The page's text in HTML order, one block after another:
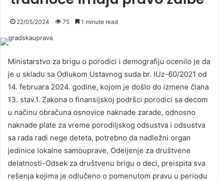
22/05/2024 75 1 minute read
Ministarstvo za brigu o porodici i demografiju ocenilo je da
je u skladu sa Odlukom Ustavnog suda br. IUz-60/2021 od
14. februara 2024. godine, kojom je došlo do izmene člana
13. stav.1. Zakona o finansijskoj podršci porodici sa decom
u načinu obračuna osnovice naknade zarade, odnosno
naknade plate za vreme porodiljskog odsustva i odsustva
sa rada radi nege deteta, potrebno da nadležni organ
jedinice lokalne samouprave, Odeljenje za društvene
delatnosti-Odsek za društvenu brigu o deci, preispita sva
rešenja kojima je odlučeno o pomenutom pravu u periodu